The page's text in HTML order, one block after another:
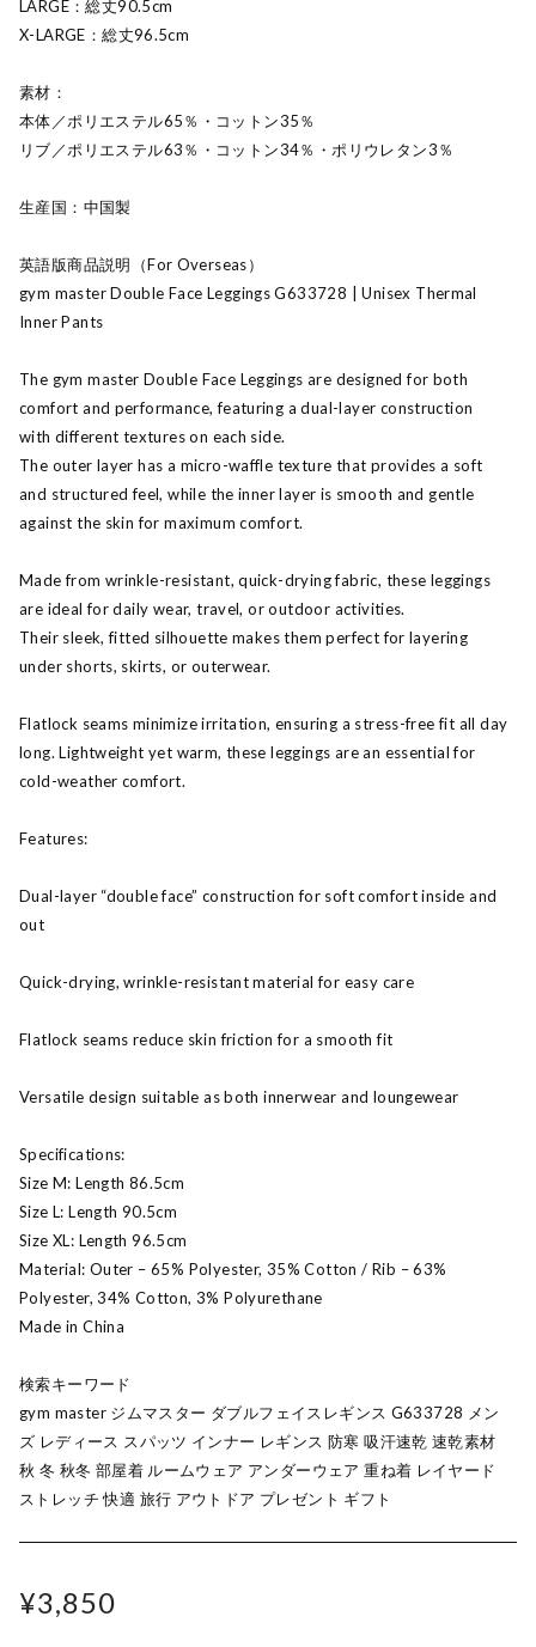
LARGE：総丈90.5cm
X-LARGE：総丈96.5cm
素材：
本体／ポリエステル65％・コットン35％
リブ／ポリエステル63％・コットン34％・ポリウレタン3％
生産国：中国製
英語版商品説明（For Overseas）
gym master Double Face Leggings G633728 | Unisex Thermal
Inner Pants
The gym master Double Face Leggings are designed for both
comfort and performance, featuring a dual-layer construction
with different textures on each side.
The outer layer has a micro-waffle texture that provides a soft
and structured feel, while the inner layer is smooth and gentle
against the skin for maximum comfort.
Made from wrinkle-resistant, quick-drying fabric, these leggings
are ideal for daily wear, travel, or outdoor activities.
Their sleek, fitted silhouette makes them perfect for layering
under shorts, skirts, or outerwear.
Flatlock seams minimize irritation, ensuring a stress-free fit all day
long. Lightweight yet warm, these leggings are an essential for
cold-weather comfort.
Features:
Dual-layer “double face” construction for soft comfort inside and
out
Quick-drying, wrinkle-resistant material for easy care
Flatlock seams reduce skin friction for a smooth fit
Versatile design suitable as both innerwear and loungewear
Specifications:
Size M: Length 86.5cm
Size L: Length 90.5cm
Size XL: Length 96.5cm
Material: Outer – 65% Polyester, 35% Cotton / Rib – 63%
Polyester, 34% Cotton, 3% Polyurethane
Made in China
検索キーワード
gym master ジムマスター ダブルフェイスレギンス G633728 メン
ズ レディース スパッツ インナー レギンス 防寒 吸汗速乾 速乾素材
秋 冬 秋冬 部屋着 ルームウェア アンダーウェア 重ね着 レイヤード
ストレッチ 快適 旅行 アウトドア プレゼント ギフト
¥3,850